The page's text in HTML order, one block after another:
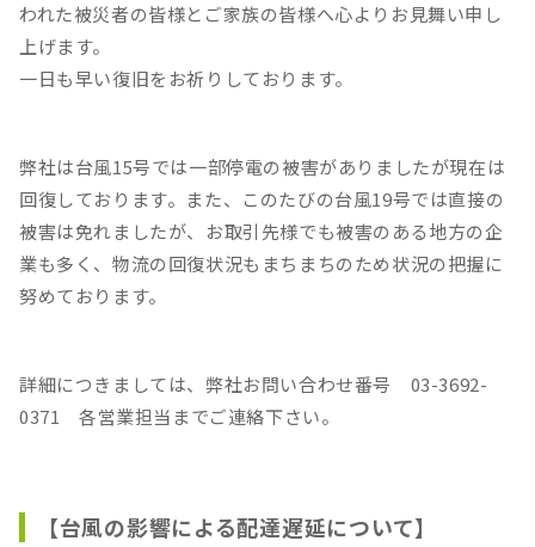
われた被災者の皆様とご家族の皆様へ心よりお見舞い申し
上げます。
一日も早い復旧をお祈りしております。
弊社は台風15号では一部停電の被害がありましたが現在は
回復しております。また、このたびの台風19号では直接の
被害は免れましたが、お取引先様でも被害のある地方の企
業も多く、物流の回復状況もまちまちのため状況の把握に
努めております。
詳細につきましては、弊社お問い合わせ番号 03-3692-
0371 各営業担当までご連絡下さい。
【台風の影響による配達遅延について】